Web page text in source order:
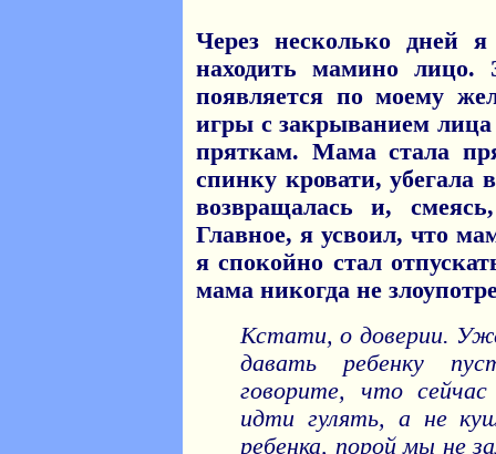
Через несколько дней
находить мамино лицо.
появляется по моему
игры с закрыванием
пряткам. Мама стала
спинку кровати, убегала
возвращалась и,
Главное, я усвоил, что
я спокойно стал
мама никогда не
Кстати, о доверии.
давать ребенку
говорите, что
идти гулять, а не
ребенка, порой мы не